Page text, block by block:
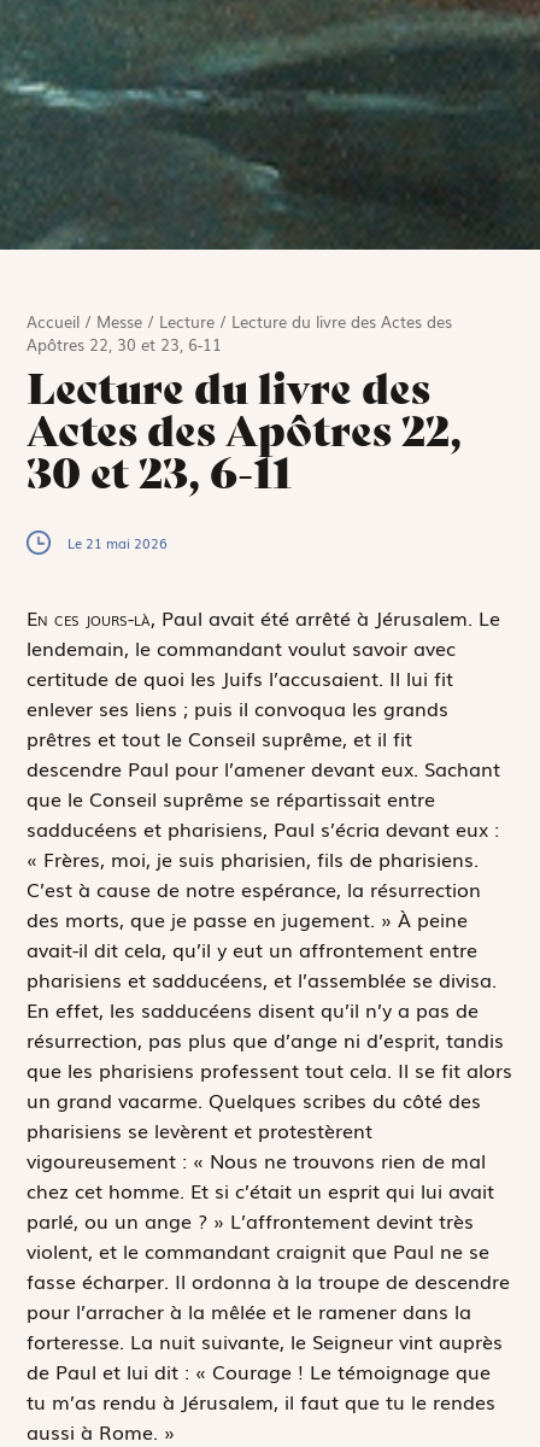
Accueil / Messe / Lecture / Lecture du livre des Actes des
Apôtres 22, 30 et 23, 6-11
Lecture du livre des
Actes des Apôtres 22,
30 et 23, 6-11
Le 21 mai 2026
En ces jours-là, Paul avait été arrêté à Jérusalem. Le
lendemain, le commandant voulut savoir avec
certitude de quoi les Juifs l’accusaient. Il lui fit
enlever ses liens ; puis il convoqua les grands
prêtres et tout le Conseil suprême, et il fit
descendre Paul pour l’amener devant eux. Sachant
que le Conseil suprême se répartissait entre
sadducéens et pharisiens, Paul s’écria devant eux :
« Frères, moi, je suis pharisien, fils de pharisiens.
C’est à cause de notre espérance, la résurrection
des morts, que je passe en jugement. » À peine
avait-il dit cela, qu’il y eut un affrontement entre
pharisiens et sadducéens, et l’assemblée se divisa.
En effet, les sadducéens disent qu’il n’y a pas de
résurrection, pas plus que d’ange ni d’esprit, tandis
que les pharisiens professent tout cela. Il se fit alors
un grand vacarme. Quelques scribes du côté des
pharisiens se levèrent et protestèrent
vigoureusement : « Nous ne trouvons rien de mal
chez cet homme. Et si c’était un esprit qui lui avait
parlé, ou un ange ? » L’affrontement devint très
violent, et le commandant craignit que Paul ne se
fasse écharper. Il ordonna à la troupe de descendre
pour l’arracher à la mêlée et le ramener dans la
forteresse. La nuit suivante, le Seigneur vint auprès
de Paul et lui dit : « Courage ! Le témoignage que
tu m’as rendu à Jérusalem, il faut que tu le rendes
aussi à Rome. »